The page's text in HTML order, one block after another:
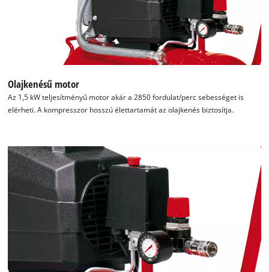
Olajkenésű motor
Az 1,5 kW teljesítményű motor akár a 2850 fordulat/perc sebességet is
elérheti. A kompresszor hosszú élettartamát az olajkenés biztosítja.